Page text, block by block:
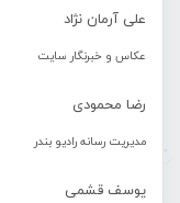
علی آرمان نژاد
عکاس و خبرنگار سایت
رضا محمودی
مدیریت رسانه رادیو بندر
یوسف قشمی